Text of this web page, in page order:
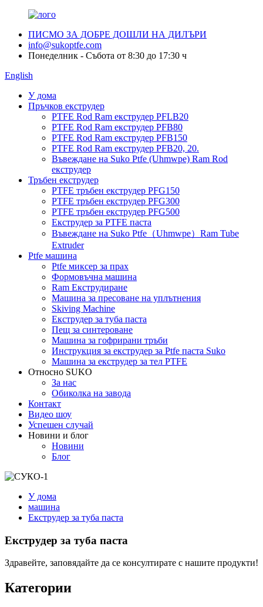
ПИСМО ЗА ДОБРЕ ДОШЛИ НА ДИЛЪРИ
info@sukoptfe.com
Понеделник - Събота от 8:30 до 17:30 ч
English
У дома
Пръчков екструдер
PTFE Rod Ram екструдер PFLB20
PTFE Rod Ram екструдер PFB80
PTFE Rod Ram екструдер PFB150
PTFE Rod Ram екструдер PFB20, 20.
Въвеждане на Suko Ptfe (Uhmwpe) Ram Rod
екструдер
Тръбен екструдер
PTFE тръбен екструдер PFG150
PTFE тръбен екструдер PFG300
PTFE тръбен екструдер PFG500
Екструдер за PTFE паста
Въвеждане на Suko Ptfe（Uhmwpe）Ram Tube
Extruder
Ptfe машина
Ptfe миксер за прах
Формовъчна машина
Ram Екструдиране
Машина за пресоване на уплътнения
Skiving Machine
Екструдер за туба паста
Пещ за синтероване
Машина за гофрирани тръби
Инструкция за екструдер за Ptfe паста Suko
Машина за екструдер за тел PTFE
Относно SUKO
За нас
Обиколка на завода
Контакт
Видео шоу
Успешен случай
Новини и блог
Новини
Блог
У дома
машина
Екструдер за туба паста
Екструдер за туба паста
Здравейте, заповядайте да се консултирате с нашите продукти!
Категории